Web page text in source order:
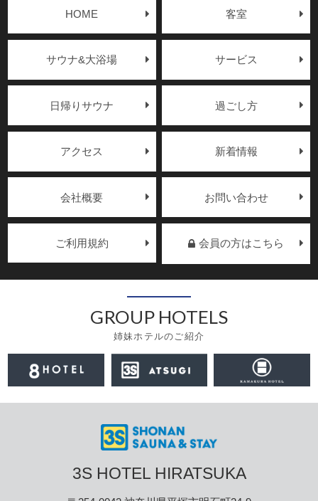
HOME 客室
サウナ&大浴場 サービス
日帰りサウナ 過ごし方
アクセス 新着情報
会社概要 お問い合わせ
ご利用規約 会員の方はこちら
GROUP HOTELS
姉妹ホテルのご紹介
3S HOTEL HIRATSUKA